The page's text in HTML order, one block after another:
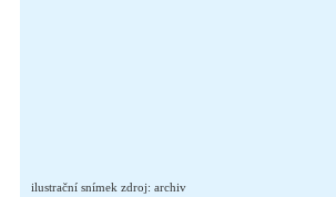
ilustrační snímek zdroj: archiv